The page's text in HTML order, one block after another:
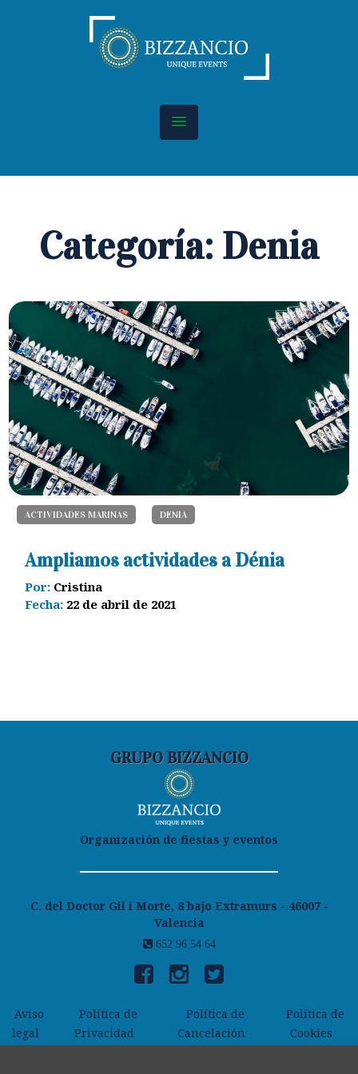
Categoría: Denia
ACTIVIDADES MARINAS DENIA
Ampliamos actividades a Dénia
Por: Cristina
Fecha: 22 de abril de 2021
GRUPO BIZZANCIO
Organización de fiestas y eventos
C. del Doctor Gil i Morte, 8 bajo Extramurs - 46007 -
Valencia
652 96 54 64
Aviso
legal
Política de
Privacidad
Política de
Cancelación
Política de
Cookies